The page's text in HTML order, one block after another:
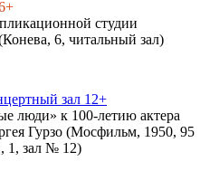
студии
6, читальный зал)
зал 12+
люди» к 100-летию актера
Гурзо (Мосфильм, 1950, 95
1, зал № 12)